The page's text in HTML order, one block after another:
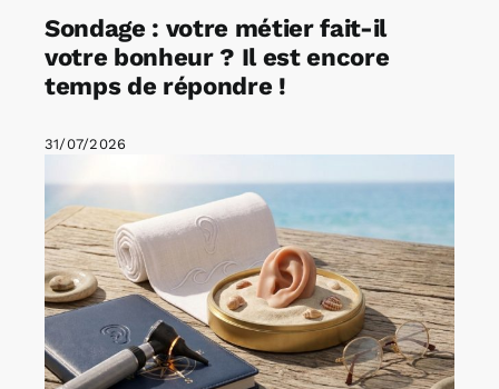
Sondage : votre métier fait-il
votre bonheur ? Il est encore
temps de répondre !
31/07/2026